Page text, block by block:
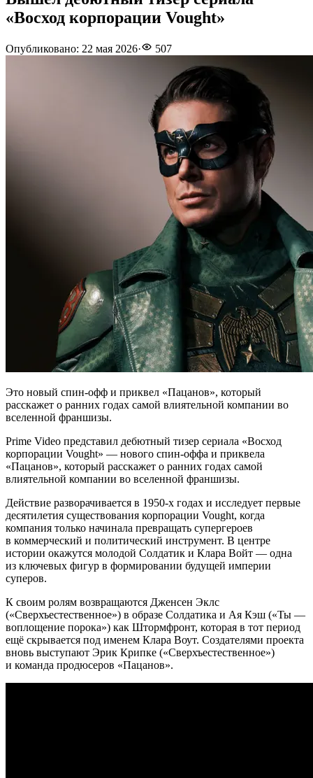
«Восход корпорации Vought»
Опубликовано: 22 мая 2026· 507
Это новый спин-офф и приквел «Пацанов», который
расскажет о ранних годах самой влиятельной компании во
вселенной франшизы.
Prime Video представил дебютный тизер сериала «Восход
корпорации Vought» — нового спин-оффа и приквела
«Пацанов», который расскажет о ранних годах самой
влиятельной компании во вселенной франшизы.
Действие разворачивается в 1950-х годах и исследует первые
десятилетия существования корпорации Vought, когда
компания только начинала превращать супергероев
в коммерческий и политический инструмент. В центре
истории окажутся молодой Солдатик и Клара Войт — одна
из ключевых фигур в формировании будущей империи
суперов.
К своим ролям возвращаются Дженсен Эклс
(«Сверхъестественное») в образе Солдатика и Ая Кэш («Ты —
воплощение порока») как Штормфронт, которая в тот период
ещё скрывается под именем Клара Воут. Создателями проекта
вновь выступают Эрик Крипке («Сверхъестественное»)
и команда продюсеров «Пацанов».